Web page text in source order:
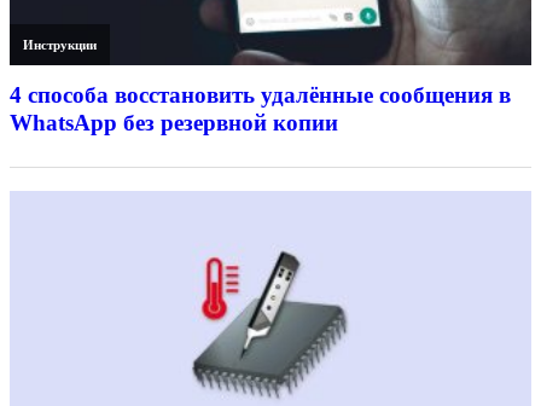
Инструкции
4 способа восстановить удалённые сообщения в
WhatsApp без резервной копии